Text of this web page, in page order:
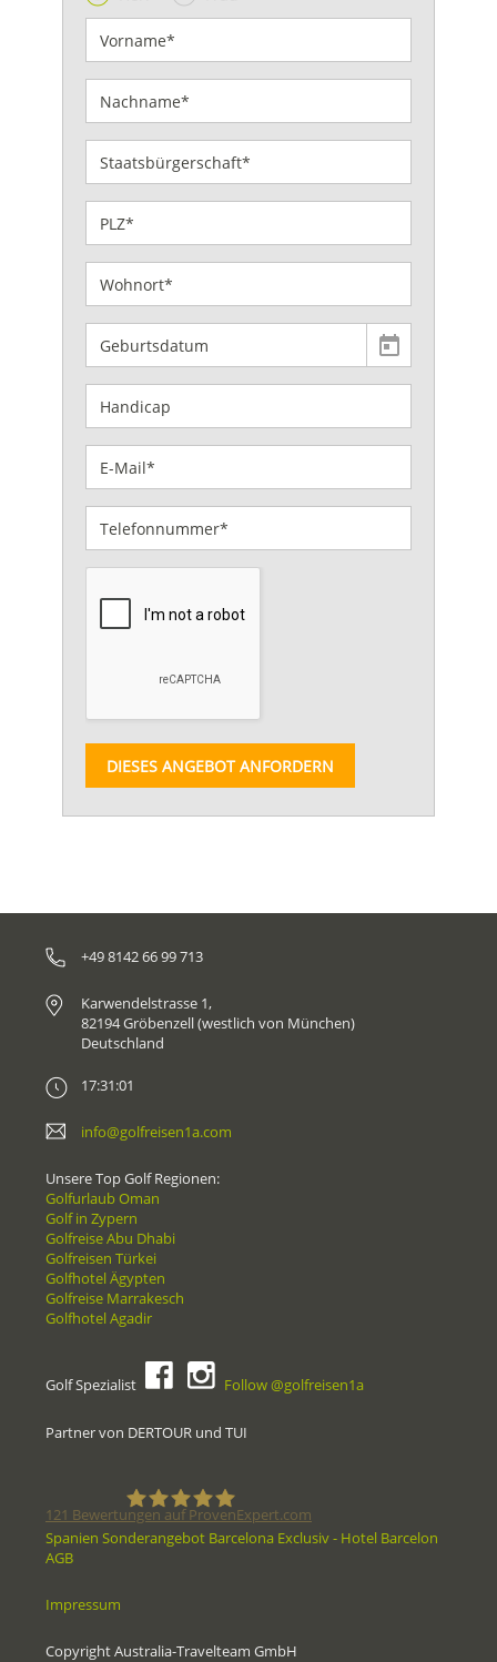
DIESES ANGEBOT ANFORDERN
+49 8142 66 99 713
Karwendelstrasse 1,
82194 Gröbenzell (westlich von München)
Deutschland
17:31:01
info@golfreisen1a.com
Unsere Top Golf Regionen:
Golfurlaub Oman
Golf in Zypern
Golfreise Abu Dhabi
Golfreisen Türkei
Golfhotel Ägypten
Golfreise Marrakesch
Golfhotel Agadir
Golf Spezialist Follow @golfreisen1a
Partner von DERTOUR und TUI
121 Bewertungen auf ProvenExpert.com
Spanien Sonderangebot Barcelona Exclusiv - Hotel Barcelon
AGB
Impressum
Copyright Australia-Travelteam GmbH